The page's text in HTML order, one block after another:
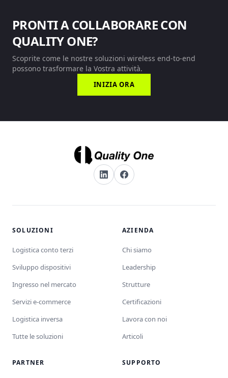
PRONTI A COLLABORARE CON
QUALITY ONE?
Scoprite come le nostre soluzioni wireless end-to-end
possono trasformare la Vostra attività.
INIZIA ORA
SOLUZIONI
Logistica conto terzi
Sviluppo dispositivi
Ingresso nel mercato
Servizi e-commerce
Logistica inversa
Tutte le soluzioni
AZIENDA
Chi siamo
Leadership
Strutture
Certificazioni
Lavora con noi
Articoli
PARTNER SUPPORTO